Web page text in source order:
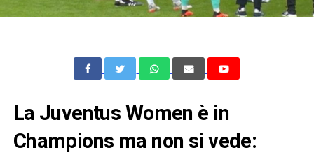
La Juventus Women è in
Champions ma non si vede: